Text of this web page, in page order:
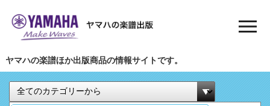
ヤマハの楽譜ほか出版商品の情報サイトです。